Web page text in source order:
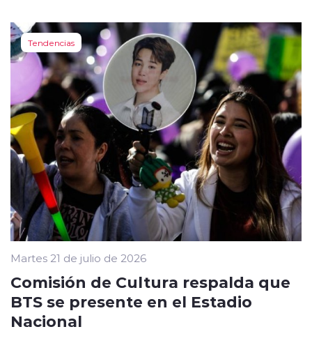
Tendencias
Martes 21 de julio de 2026
Comisión de Cultura respalda que
BTS se presente en el Estadio
Nacional